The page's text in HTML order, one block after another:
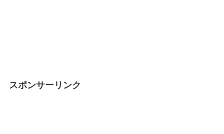
スポンサーリンク